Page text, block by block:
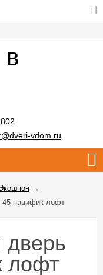
vdom.ru
→
45 пацифик лофт
лофт